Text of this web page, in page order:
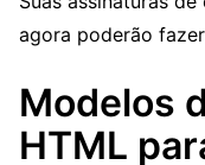
agora poderão
Modelos
HTML